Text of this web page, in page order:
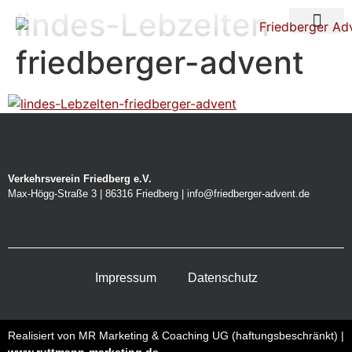
lindes-Lebzelten-
friedberger-advent
Verkehrsverein Friedberg e.V.
Max-Högg-Straße 3 | 86316 Friedberg | info@friedberger-advent.de
Impressum Datenschutz
Realisiert von MR Marketing & Coaching UG (haftungsbeschränkt) |